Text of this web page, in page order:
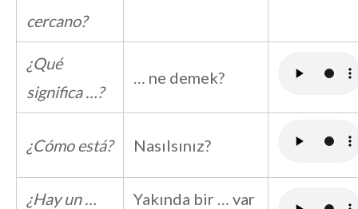
cercano?
¿Qué
significa …?
… ne demek?
¿Cómo está? Nasılsınız?
¿Hay un …
Yakında bir … var